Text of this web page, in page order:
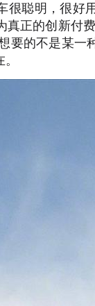
聪明，很好
真正的创新付
要的不是某